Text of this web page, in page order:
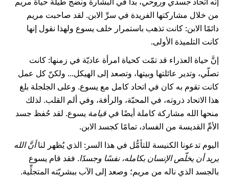
من خلال مشاركتها الفريدة في سرِّ الابن. لقد صاحبت مريم
دائمًا الابن: كانت تذهب باستمرار خلف يسوع ولهذا نقول إنها
كانت التلميذة الأولى.
إنَّ حياة العذراء قد تمّت كحياة امرأة عاديّة في زمنها: كانت
تصلّي، وتدير عائلتها وبيتها، وتصعد إلى الهيكل... ولكنّ كل عمل
كانت تقوم به كان في اتحاد كامل مع يسوع. وعلى الجلجلة بلغ
هذا الاتحاد ذروته، في المحبّة، والرأفة، وفي ألم القلب. لذلك
منحها الله مشاركة كاملة أيضًا في قيامة يسوع. لقد حُفظ جسد
الأمِّ القديسة من الفساد، تمامًا كجسد الابن.
اليوم تدعونا الكنيسة للتأمُّل في هذا السر: الذي يُظهر لناأنَّ الله
يريد أن يخلّص الإنسان بكامله، نفسًا وجسدًا. فقد قام يسوع
بالجسد الذي ناله من مريم؛ وصعد إلى الآب ببشريّته المتجلِّية.